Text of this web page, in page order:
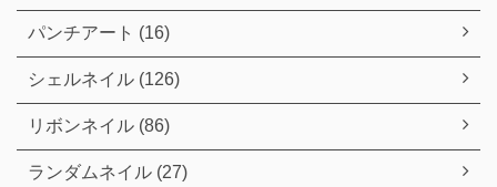
パンチアート (16)
シェルネイル (126)
リボンネイル (86)
ランダムネイル (27)